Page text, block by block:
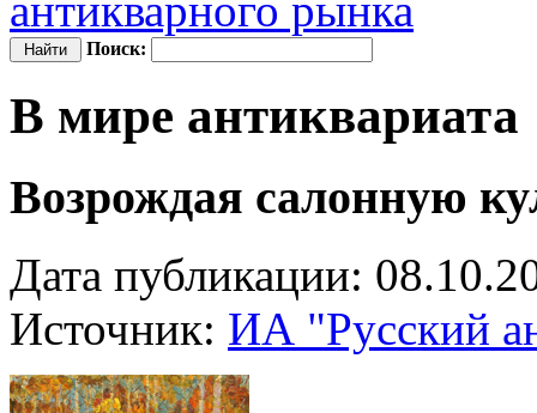
Поиск:
В мире антиквариата
Возрождая салонную
Дата публикации:
Источник: ИА "Русский